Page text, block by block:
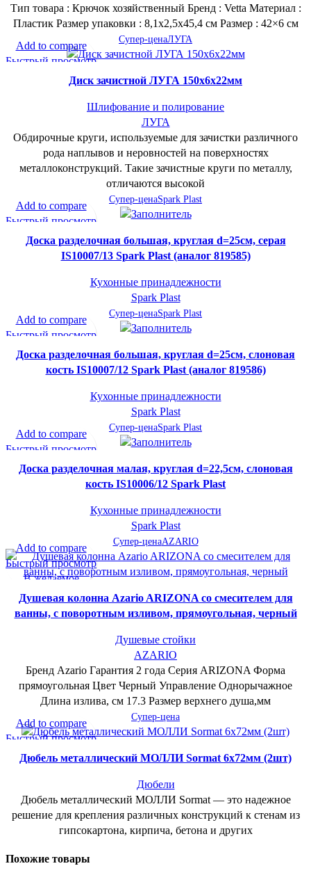
Тип товара : Крючок хозяйственный Бренд : Vetta Материал :
Пластик Размер упаковки : 8,1х2,5х45,4 см Размер : 42×6 см
Супер-ценаЛУГА
Add to compare
Быстрый просмотр
В желаемоеДиск зачистной ЛУГА 150х6х22мм
Шлифование и полирование
ЛУГА
Обдирочные круги, используемые для зачистки различного
рода наплывов и неровностей на поверхностях
металлоконструкций. Такие зачистные круги по металлу,
отличаются высокой
Супер-ценаSpark Plast
Add to compare
Быстрый просмотр
В желаемое
Доска разделочная большая, круглая d=25см, серая
IS10007/13 Spark Plast (аналог 819585)
Кухонные принадлежности
Spark Plast
Супер-ценаSpark Plast
Add to compare
Быстрый просмотр
В желаемое
Доска разделочная большая, круглая d=25см, слоновая
кость IS10007/12 Spark Plast (аналог 819586)
Кухонные принадлежности
Spark Plast
Супер-ценаSpark Plast
Add to compare
Быстрый просмотр
В желаемое
Доска разделочная малая, круглая d=22,5см, слоновая
кость IS10006/12 Spark Plast
Кухонные принадлежности
Spark Plast
Супер-ценаAZARIO
Add to compare
Быстрый просмотр
В желаемое
Душевая колонна Azario ARIZONA со смесителем для
ванны, с поворотным изливом, прямоугольная, черный
Душевые стойки
AZARIO
Бренд Azario Гарантия 2 года Серия ARIZONA Форма
прямоугольная Цвет Черный Управление Однорычажное
Длина излива, см 17.3 Размер верхнего душа,мм
Супер-цена
Add to compare
Быстрый просмотр
В желаемое
Дюбель металлический МОЛЛИ Sormat 6х72мм (2шт)
Дюбели
Дюбель металлический МОЛЛИ Sormat — это надежное
решение для крепления различных конструкций к стенам из
гипсокартона, кирпича, бетона и других
Похожие товары